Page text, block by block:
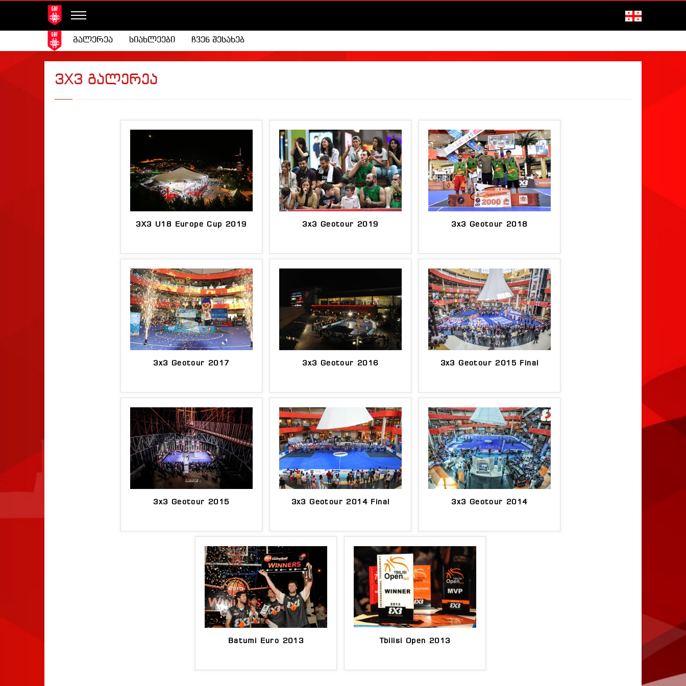
გალერეა სიახლეები ჩვენ შესახებ
3X3 გალერეა
3X3 U18 Europe Cup 2019 3x3 Geotour 2019 3x3 Geotour 2018
3x3 Geotour 2017 3x3 Geotour 2016 3x3 Geotour 2015 Final
3x3 Geotour 2015 3x3 Geotour 2014 Final 3x3 Geotour 2014
Batumi Euro 2013 Tbilisi Open 2013